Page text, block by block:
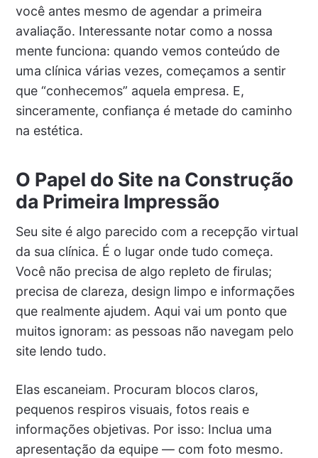
você antes mesmo de agendar a primeira
avaliação. Interessante notar como a nossa
mente funciona: quando vemos conteúdo de
uma clínica várias vezes, começamos a sentir
que “conhecemos” aquela empresa. E,
sinceramente, confiança é metade do caminho
na estética.
O Papel do Site na Construção
da Primeira Impressão
Seu site é algo parecido com a recepção virtual
da sua clínica. É o lugar onde tudo começa.
Você não precisa de algo repleto de firulas;
precisa de clareza, design limpo e informações
que realmente ajudem. Aqui vai um ponto que
muitos ignoram: as pessoas não navegam pelo
site lendo tudo.
Elas escaneiam. Procuram blocos claros,
pequenos respiros visuais, fotos reais e
informações objetivas. Por isso: Inclua uma
apresentação da equipe — com foto mesmo.